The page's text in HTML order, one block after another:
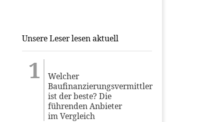
Unsere Leser lesen aktuell
Welcher
Baufinanzierungsvermittler
ist der beste? Die
führenden Anbieter
im Vergleich